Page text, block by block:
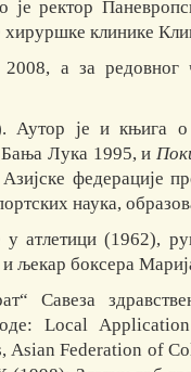
ректор
клинике
а за
Аутор је и књига
Лука 1995, и
федерације
наука,
у атлетици (1962),
и љекар боксера
Савеза
Local
Asian Federation of